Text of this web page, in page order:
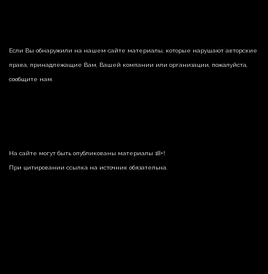
Если Вы обнаружили на нашем сайте материалы, которые нарушают авторские
права, принадлежащие Вам, Вашей компании или организации, пожалуйста,
сообщите нам.
На сайте могут быть опубликованы материалы 18+!
При цитировании ссылка на источник обязательна.